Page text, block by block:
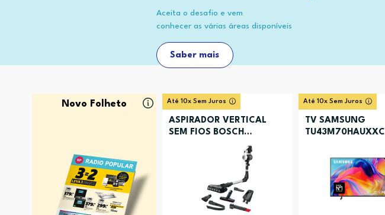
Aceita o desafio e vem
conhecer as várias áreas disponíveis
Saber mais
Novo Folheto Até 10x Sem Juros
ASPIRADOR VERTICAL
SEM FIOS BOSCH
Até 10x Sem Juros
TV SAMSUNG
TU43M70HAUXXC